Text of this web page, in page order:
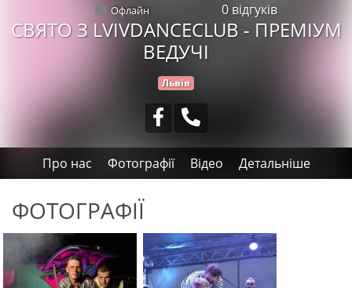
Офлайн 0 відгуків
СВЯТО З LVIVDANCECLUB - ПРЕМІУМ
ВЕДУЧІ
Львів
Про нас Фотографії Відео Детальніше
ФОТОГРАФІЇ